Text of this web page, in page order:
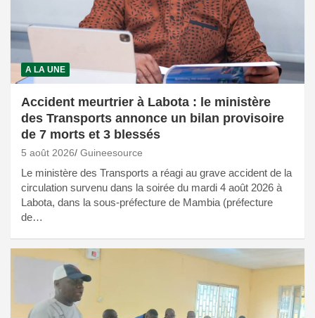
A LA UNE
Accident meurtrier à Labota : le ministère
des Transports annonce un bilan provisoire
de 7 morts et 3 blessés
5 août 2026 Guineesource
Le ministère des Transports a réagi au grave accident de la
circulation survenu dans la soirée du mardi 4 août 2026 à
Labota, dans la sous-préfecture de Mambia (préfecture
de…